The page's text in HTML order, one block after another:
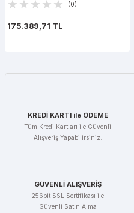
Pro
(0)
175.389,71 TL
KREDİ KARTI ile ÖDEME
Tüm Kredi Kartları ile Güvenli
Alışveriş Yapabilirsiniz.
GÜVENLİ ALIŞVERİŞ
256bit SSL Sertifikası ile
Güvenli Satın Alma